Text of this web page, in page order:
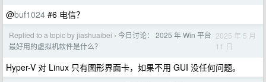
@buf1024 #6 电信？
Replied to a topic by jiashuaibei › 今日讨论： 2025 年 Win 平台
最好用的虚拟机软件是什么？
2025 年 5 月
11 日
Hyper-V 对 Linux 只有图形界面卡，如果不用 GUI 没任何问题。